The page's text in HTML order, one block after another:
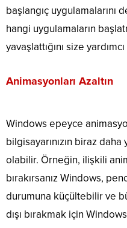
başlangıç ​​uygulamalarını
hangi uygulamaların
yavaşlattığını size
Animasyonları Azaltın
Windows epeyce
bilgisayarınızın biraz
olabilir. Örneğin, ilişkili
bırakırsanız Windows,
durumuna küçültebilir ve
dışı bırakmak için